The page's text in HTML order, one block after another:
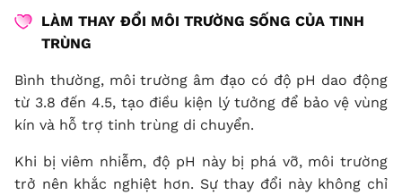
LÀM THAY ĐỔI MÔI TRƯỜNG SỐNG CỦA TINH
TRÙNG
Bình thường, môi trường âm đạo có độ pH dao động
từ 3.8 đến 4.5, tạo điều kiện lý tưởng để bảo vệ vùng
kín và hỗ trợ tinh trùng di chuyển.
Khi bị viêm nhiễm, độ pH này bị phá vỡ, môi trường
trở nên khắc nghiệt hơn. Sự thay đổi này không chỉ